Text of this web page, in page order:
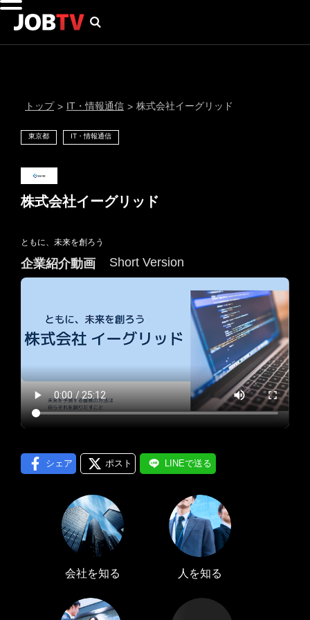
通知設定
LINE通知
トップ > IT・情報通信 > 株式会社イーグリッド
東京都 IT・情報通信
株式会社イーグリッド
ともに、未来を創ろう
企業紹介動画 Short Version
シェア ポスト LINEで送る
会社を知る 人を知る
にはプロフィール画像のアップロードが必要です
プロフィール編集する
＞
ログインする ＞